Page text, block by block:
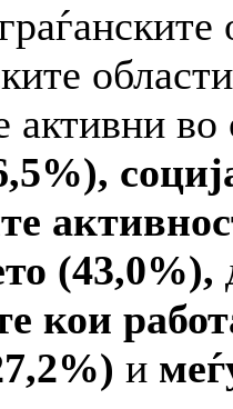
активни
,
(43,0%),
кои
и